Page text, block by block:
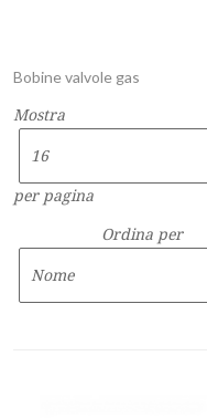
Bobine valvole gas
Mostra
per pagina
Ordina per